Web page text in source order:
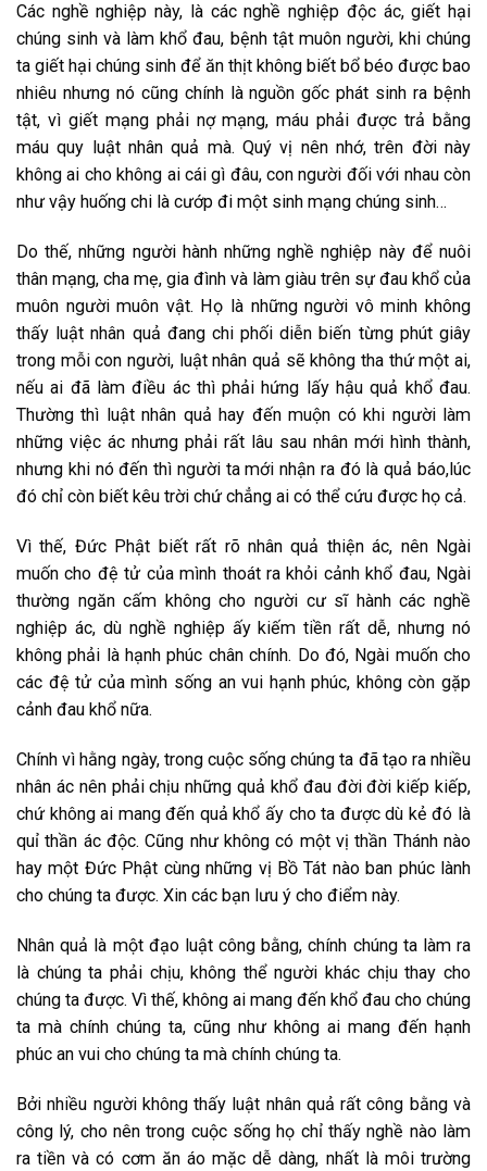
Các nghề nghiệp này, là các nghề nghiệp độc ác, giết hại
chúng sinh và làm khổ đau, bệnh tật muôn người, khi chúng
ta giết hại chúng sinh để ăn thịt không biết bổ béo được bao
nhiêu nhưng nó cũng chính là nguồn gốc phát sinh ra bệnh
tật, vì giết mạng phải nợ mạng, máu phải được trả bằng
máu quy luật nhân quả mà. Quý vị nên nhớ, trên đời này
không ai cho không ai cái gì đâu, con người đối với nhau còn
như vậy huống chi là cướp đi một sinh mạng chúng sinh…
Do thế, những người hành những nghề nghiệp này để nuôi
thân mạng, cha mẹ, gia đình và làm giàu trên sự đau khổ của
muôn người muôn vật. Họ là những người vô minh không
thấy luật nhân quả đang chi phối diễn biến từng phút giây
trong mỗi con người, luật nhân quả sẽ không tha thứ một ai,
nếu ai đã làm điều ác thì phải hứng lấy hậu quả khổ đau.
Thường thì luật nhân quả hay đến muộn có khi người làm
những việc ác nhưng phải rất lâu sau nhân mới hình thành,
nhưng khi nó đến thì người ta mới nhận ra đó là quả báo,lúc
đó chỉ còn biết kêu trời chứ chẳng ai có thể cứu được họ cả.
Vì thế, Đức Phật biết rất rõ nhân quả thiện ác, nên Ngài
muốn cho đệ tử của mình thoát ra khỏi cảnh khổ đau, Ngài
thường ngăn cấm không cho người cư sĩ hành các nghề
nghiệp ác, dù nghề nghiệp ấy kiếm tiền rất dễ, nhưng nó
không phải là hạnh phúc chân chính. Do đó, Ngài muốn cho
các đệ tử của mình sống an vui hạnh phúc, không còn gặp
cảnh đau khổ nữa.
Chính vì hằng ngày, trong cuộc sống chúng ta đã tạo ra nhiều
nhân ác nên phải chịu những quả khổ đau đời đời kiếp kiếp,
chứ không ai mang đến quả khổ ấy cho ta được dù kẻ đó là
quỉ thần ác độc. Cũng như không có một vị thần Thánh nào
hay một Đức Phật cùng những vị Bồ Tát nào ban phúc lành
cho chúng ta được. Xin các bạn lưu ý cho điểm này.
Nhân quả là một đạo luật công bằng, chính chúng ta làm ra
là chúng ta phải chịu, không thể người khác chịu thay cho
chúng ta được. Vì thế, không ai mang đến khổ đau cho chúng
ta mà chính chúng ta, cũng như không ai mang đến hạnh
phúc an vui cho chúng ta mà chính chúng ta.
Bởi nhiều người không thấy luật nhân quả rất công bằng và
công lý, cho nên trong cuộc sống họ chỉ thấy nghề nào làm
ra tiền và có cơm ăn áo mặc dễ dàng, nhất là môi trường